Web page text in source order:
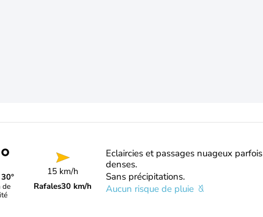
de
15 km/h
Rafales30 km/h
Eclaircies et passages nuageux parfois
denses.
Sans précipitations.
Aucun risque de pluie